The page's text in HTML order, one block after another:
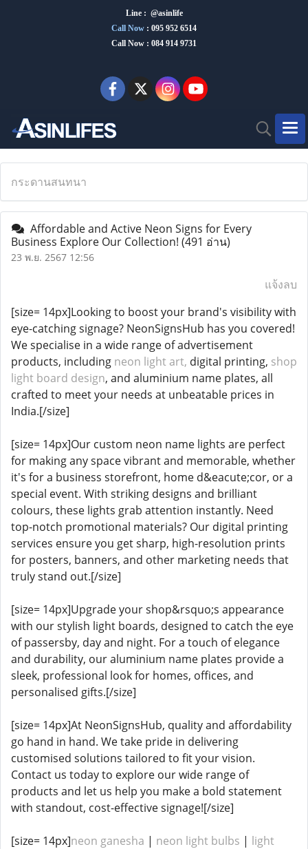
Line : @asinlife
Call Now : 095 952 6514
Call Now : 084 914 9731
กระดานสนทนา
Affordable and Active Neon Signs for Every
Business Explore Our Collection! (491 อ่าน)
23 พ.ย. 2567 12:56
แจ้งลบ
[size= 14px]Looking to boost your brand's visibility with
eye-catching signage? NeonSignsHub has you covered!
We specialise in a wide range of advertisement
products, including neon light art, digital printing, shop
light board design, and aluminium name plates, all
crafted to meet your needs at unbeatable prices in
India.[/size]
[size= 14px]Our custom neon name lights are perfect
for making any space vibrant and memorable, whether
it's for a business storefront, home d&eacute;cor, or a
special event. With striking designs and brilliant
colours, these lights grab attention instantly. Need
top-notch promotional materials? Our digital printing
services ensure you get sharp, high-resolution prints
for posters, banners, and other marketing needs that
truly stand out.[/size]
[size= 14px]Upgrade your shop&rsquo;s appearance
with our stylish light boards, designed to catch the eye
of passersby, day and night. For a touch of elegance
and durability, our aluminium name plates provide a
sleek, professional look for homes, offices, and
personalised gifts.[/size]
[size= 14px]At NeonSignsHub, quality and affordability
go hand in hand. We take pride in delivering
customised solutions tailored to fit your vision.
Contact us today to explore our wide range of
products and let us help you make a bold statement
with standout, cost-effective signage![/size]
[size= 14px]neon ganesha | neon light bulbs | light